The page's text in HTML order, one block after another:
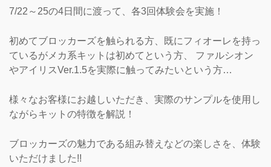
7/22～25の4日間に渡って、各3回体験会を実施！
初めてブロッカーズを触られる方、既にフィオーレを持っ
ているがメカ系キットは初めてという方、 ファルシオン
やアイリスVer.1.5を実際に触ってみたいという方…
様々なお客様にお越しいただき、実際のサンプルを使用し
ながらキットの特徴を解説！
ブロッカーズの魅力である組み替えなどの楽しさを、体験
いただけました!!